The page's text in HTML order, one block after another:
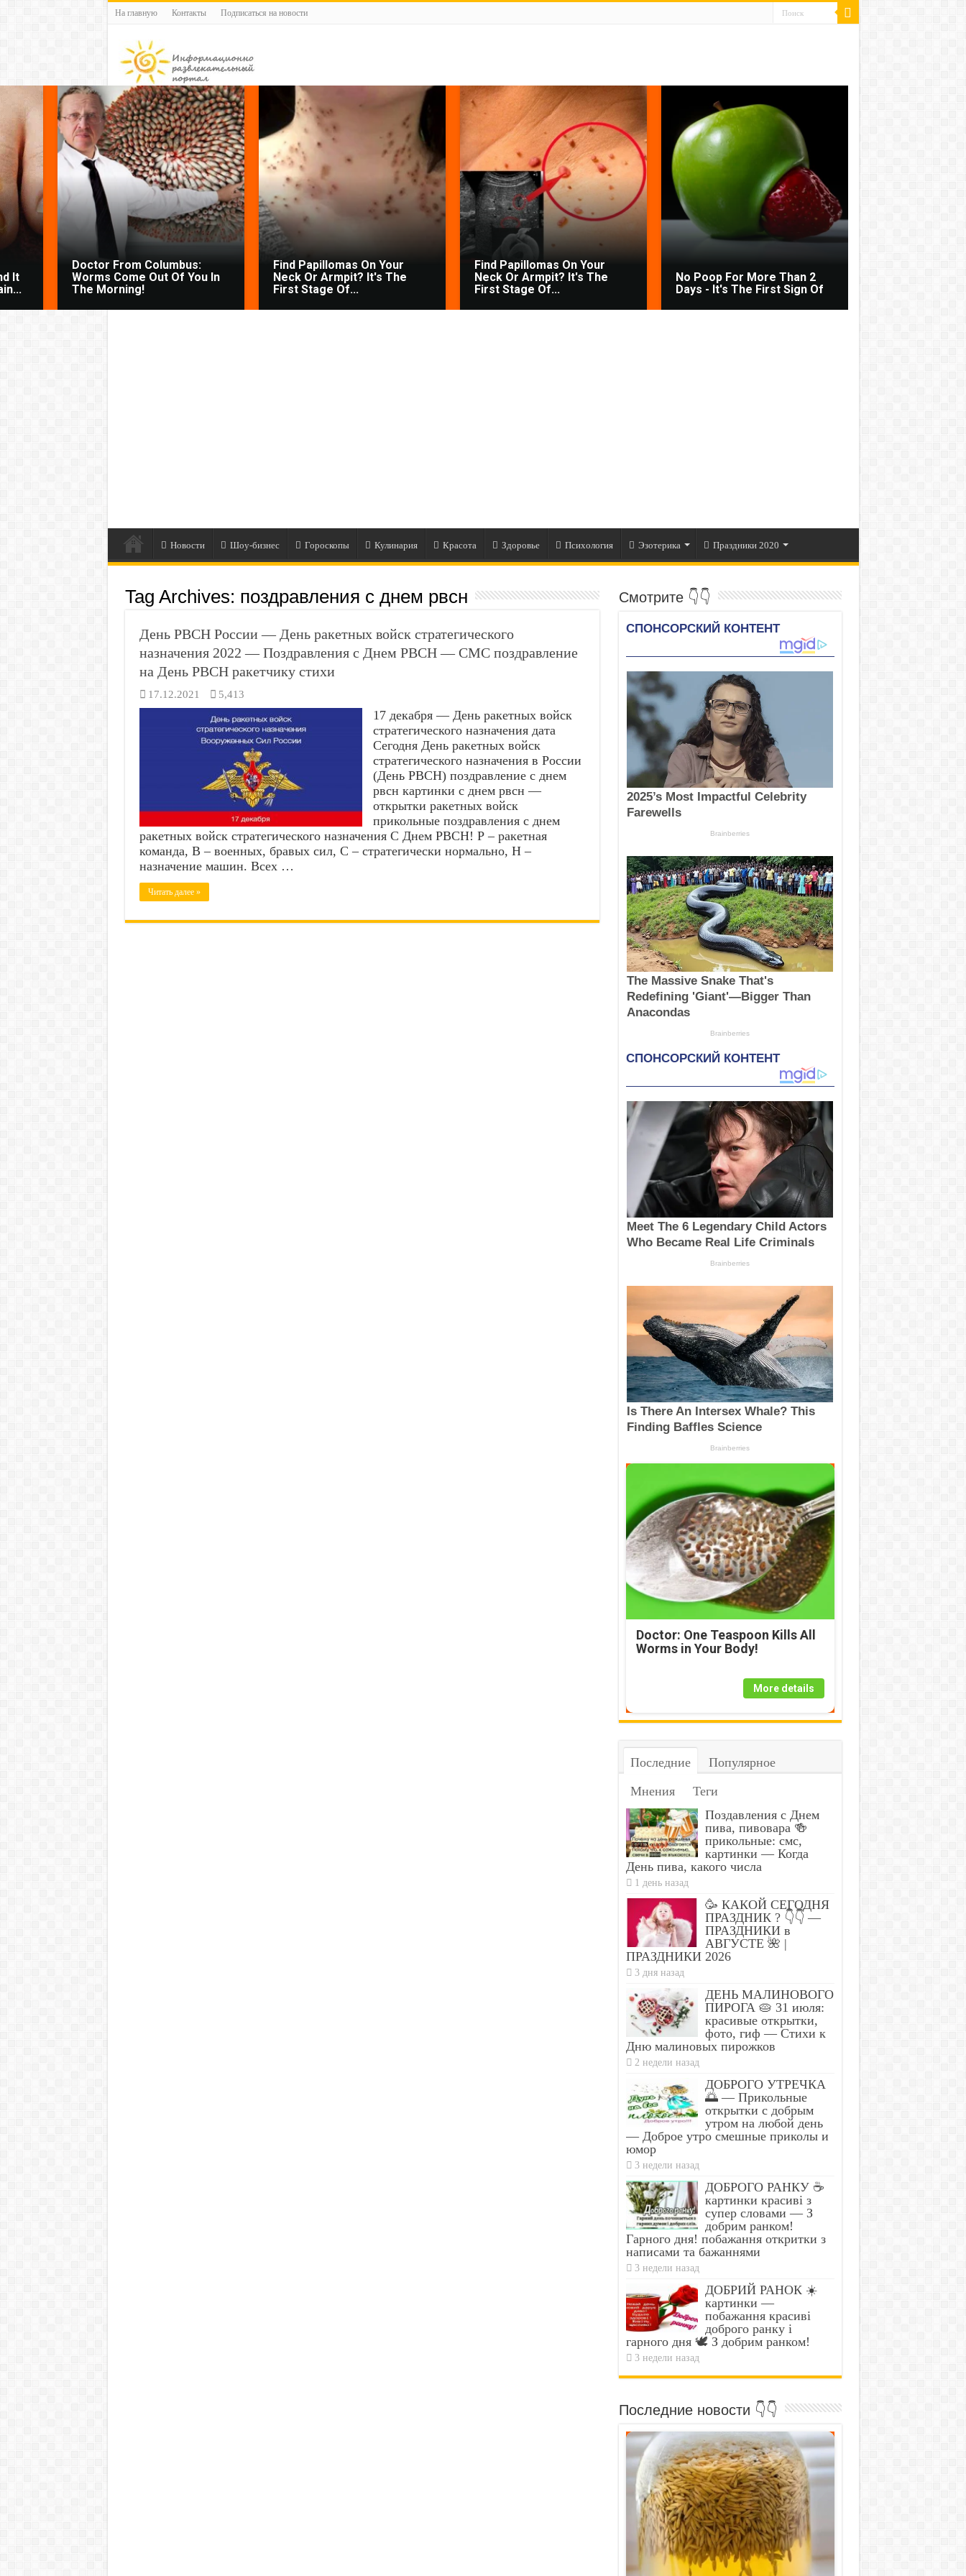
На главную Контакты Подписаться на новости
It
Doctor From Columbus:
Worms Come Out Of You In
The Morning!
Find Papillomas On Your
Neck Or Armpit? It's The
First Stage Of...
Find Papillomas On Your
Neck Or Armpit? It's The
First Stage Of...
No Poop For More Than 2
Days - It's The First Sign Of
Новости Шоу-бизнес Гороскопы Кулинария Красота Здоровье Психология Эзотерика Праздники 2020
Tag Archives: поздравления с днем рвсн
День РВСН России — День ракетных войск стратегического
назначения 2022 — Поздравления с Днем РВСН — СМС поздравление
на День РВСН ракетчику стихи
17.12.2021 5,413
17 декабря — День ракетных войск
стратегического назначения дата
Сегодня День ракетных войск
стратегического назначения в России
(День РВСН) поздравление с днем
рвсн картинки с днем рвсн —
открытки ракетных войск
прикольные поздравления с днем
ракетных войск стратегического назначения С Днем РВСН! Р – ракетная
команда, В – военных, бравых сил, С – стратегически нормально, Н –
назначение машин. Всех …
Читать далее »
Смотрите 👇👇
Doctor: One Teaspoon Kills All
Worms in Your Body!
More details
Последние
Популярное
Мнения
Теги
Поздавления с Днем
пива, пивовара 🍻
прикольные: смс,
картинки — Когда
День пива, какого числа
1 день назад
🥳 КАКОЙ СЕГОДНЯ
ПРАЗДНИК ? 👇👇 —
ПРАЗДНИКИ в
АВГУСТЕ 🌺 |
ПРАЗДНИКИ 2026
3 дня назад
ДЕНЬ МАЛИНОВОГО
ПИРОГА 🥧 31 июля:
красивые открытки,
фото, гиф — Стихи к
Дню малиновых пирожков
2 недели назад
ДОБРОГО УТРЕЧКА
🌅 — Прикольные
открытки с добрым
утром на любой день
— Доброе утро смешные приколы и
юмор
3 недели назад
ДОБРОГО РАНКУ ☕
картинки красиві з
супер словами — З
добрим ранком!
Гарного дня! побажання откритки з
написами та бажаннями
3 недели назад
ДОБРИЙ РАНОК ☀️
картинки —
побажання красиві
доброго ранку і
гарного дня 🕊️ З добрим ранком!
3 недели назад
Последние новости 👇👇